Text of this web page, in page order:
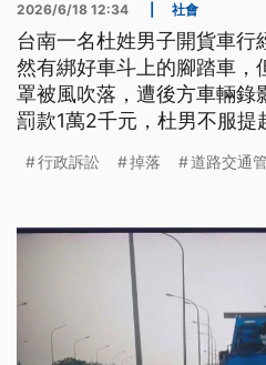
2026/6/18 12:34 社會
台南一名杜姓男子開貨車
然有綁好車斗上的腳踏車，
罩被風吹落，遭後方車輛錄
罰款1萬2千元，杜男不服提
行政訴訟 掉落 道路交通